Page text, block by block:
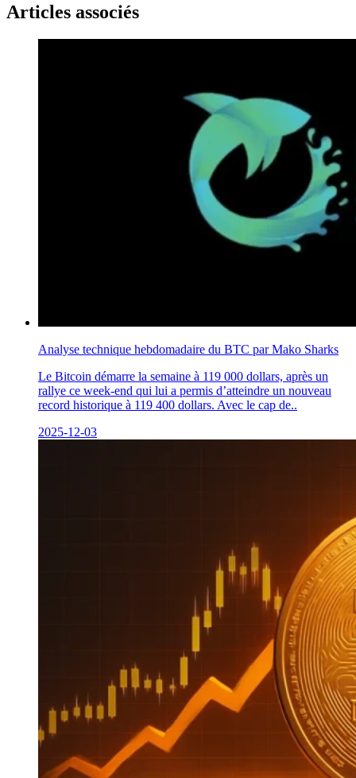
Articles associés
Analyse technique hebdomadaire du BTC par Mako Sharks
Le Bitcoin démarre la semaine à 119 000 dollars, après un
rallye ce week-end qui lui a permis d’atteindre un nouveau
record historique à 119 400 dollars. Avec le cap de..
2025-12-03